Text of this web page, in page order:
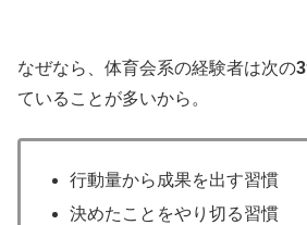
なぜなら、体育会系の経験者は次の
ていることが多いから。
行動量から成果を出す習慣
決めたことをやり切る習慣